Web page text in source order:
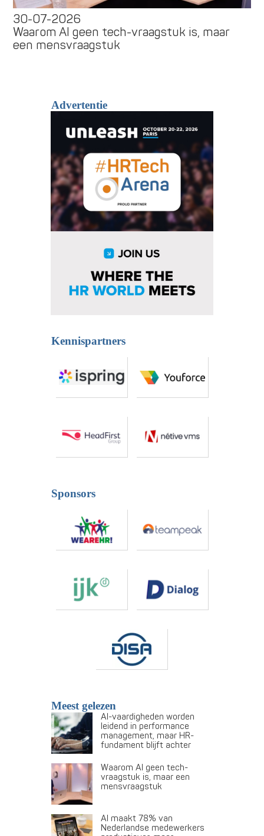
30-07-2026
Waarom AI geen tech-vraagstuk is, maar
een mensvraagstuk
Advertentie
Kennispartners
Sponsors
Meest gelezen
AI-vaardigheden worden
leidend in performance
management, maar HR-
fundament blijft achter
Waarom AI geen tech-
vraagstuk is, maar een
mensvraagstuk
AI maakt 78% van
Nederlandse medewerkers